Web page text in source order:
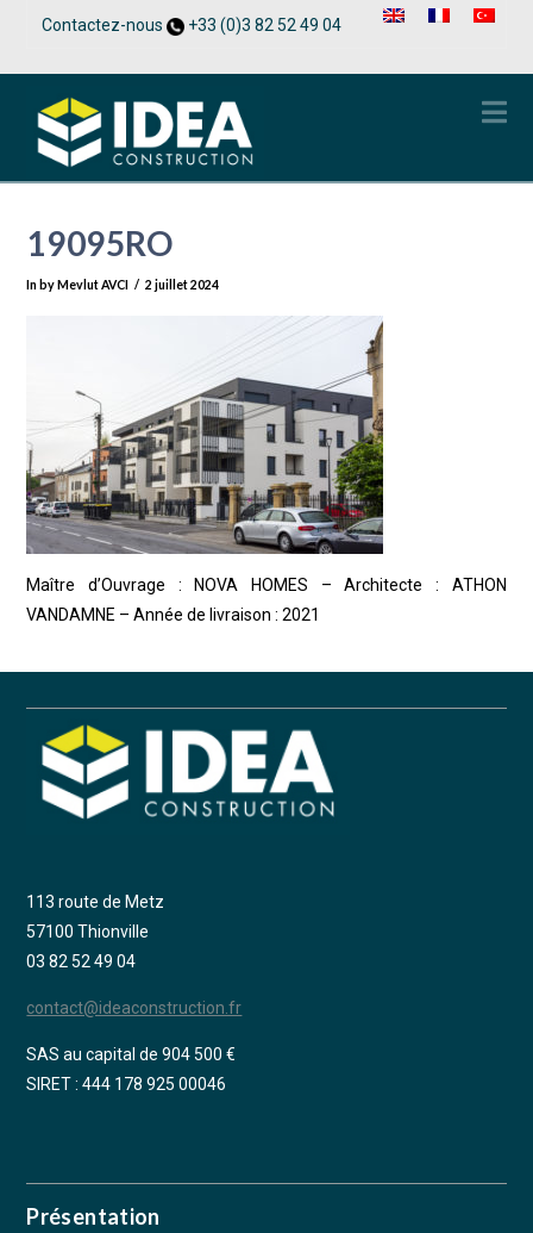
Contactez-nous +33 (0)3 82 52 49 04
19095RO
In by Mevlut AVCI 2 juillet 2024
Maître d’Ouvrage : NOVA HOMES – Architecte : ATHON
VANDAMNE – Année de livraison : 2021
113 route de Metz
57100 Thionville
03 82 52 49 04
contact@ideaconstruction.fr
SAS au capital de 904 500 €
SIRET : 444 178 925 00046
Présentation